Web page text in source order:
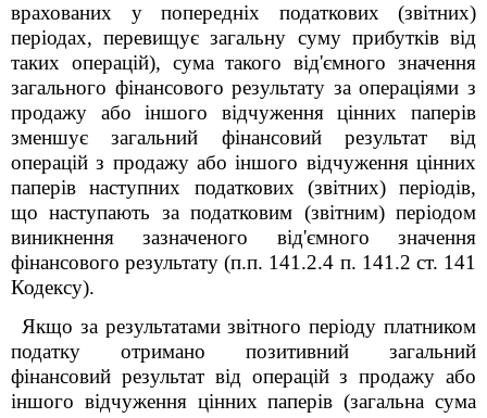
врахованих у попередніх податкових (звітних)
періодах, перевищує загальну суму прибутків від
таких операцій), сума такого від'ємного значення
загального фінансового результату за операціями з
продажу або іншого відчуження цінних паперів
зменшує загальний фінансовий результат від
операцій з продажу або іншого відчуження цінних
паперів наступних податкових (звітних) періодів,
що наступають за податковим (звітним) періодом
виникнення зазначеного від'ємного значення
фінансового результату (п.п. 141.2.4 п. 141.2 ст. 141
Кодексу).
Якщо за результатами звітного періоду платником
податку отримано позитивний загальний
фінансовий результат від операцій з продажу або
іншого відчуження цінних паперів (загальна сума